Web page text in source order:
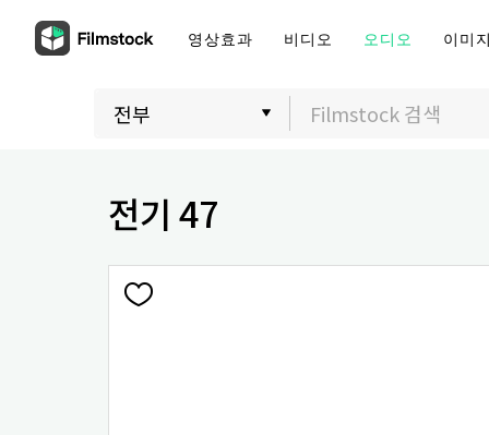
영상효과 비디오 오디오 이미
전기 47